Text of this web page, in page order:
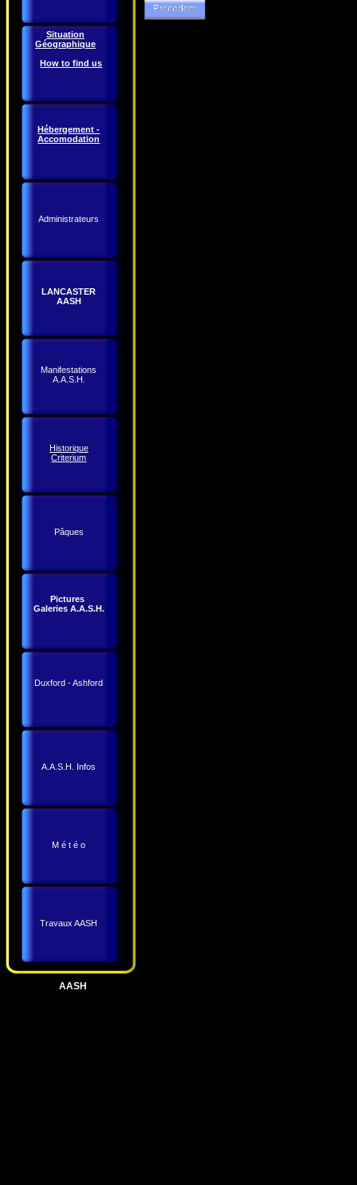
Situation
Géographique
How to find us
Hébergement -
Accomodation
Administrateurs
LANCASTER
AASH
Manifestations
A.A.S.H.
Historique
Criterium
Pâques
Pictures
Galeries A.A.S.H.
Duxford - Ashford
A.A.S.H. Infos
M é t é o
Travaux AASH
AASH